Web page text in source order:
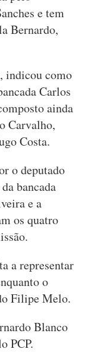
e tem
Bernardo,
indicou como
Carlos
ainda
Carvalho,
Costa.
o deputado
bancada
e a
os quatro
a representar
o
Filipe Melo.
Blanco
PCP.